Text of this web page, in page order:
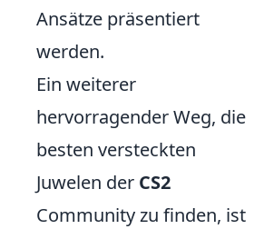
Ansätze präsentiert
werden.
Ein weiterer
hervorragender Weg, die
besten versteckten
Juwelen der CS2
Community zu finden, ist